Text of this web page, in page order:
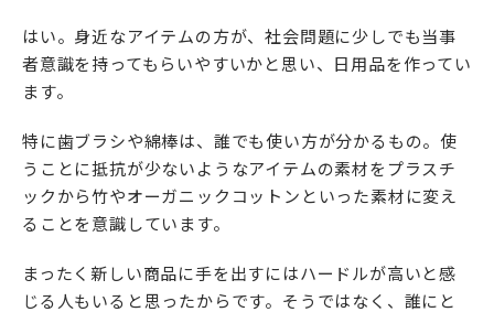
はい。身近なアイテムの方が、社会問題に少しでも当事
者意識を持ってもらいやすいかと思い、日用品を作ってい
ます。
特に歯ブラシや綿棒は、誰でも使い方が分かるもの。使
うことに抵抗が少ないようなアイテムの素材をプラスチ
ックから竹やオーガニックコットンといった素材に変え
ることを意識しています。
まったく新しい商品に手を出すにはハードルが高いと感
じる人もいると思ったからです。そうではなく、誰にと